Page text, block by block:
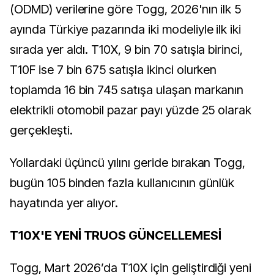
(ODMD) verilerine göre Togg, 2026'nın ilk 5
ayında Türkiye pazarında iki modeliyle ilk iki
sırada yer aldı. T10X, 9 bin 70 satışla birinci,
T10F ise 7 bin 675 satışla ikinci olurken
toplamda 16 bin 745 satışa ulaşan markanın
elektrikli otomobil pazar payı yüzde 25 olarak
gerçekleşti.
Yollardaki üçüncü yılını geride bırakan Togg,
bugün 105 binden fazla kullanıcının günlük
hayatında yer alıyor.
T10X'E YENİ TRUOS GÜNCELLEMESİ
Togg, Mart 2026’da T10X için geliştirdiği yeni